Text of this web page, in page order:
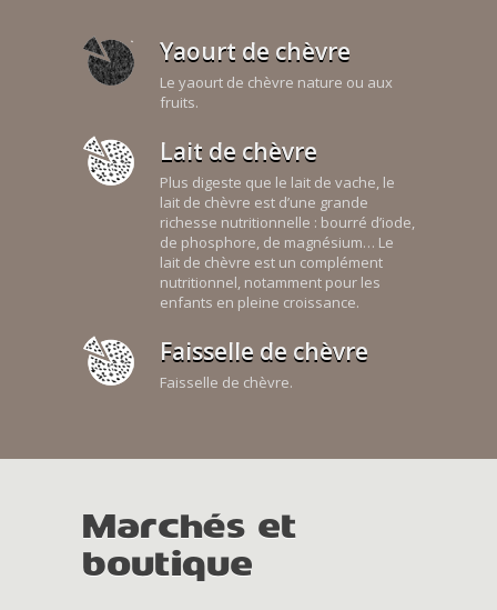
Yaourt de chèvre
Le yaourt de chèvre nature ou aux
fruits.
Lait de chèvre
Plus digeste que le lait de vache, le
lait de chèvre est d’une grande
richesse nutritionnelle : bourré d’iode,
de phosphore, de magnésium… Le
lait de chèvre est un complément
nutritionnel, notamment pour les
enfants en pleine croissance.
Faisselle de chèvre
Faisselle de chèvre.
Marchés et
boutique